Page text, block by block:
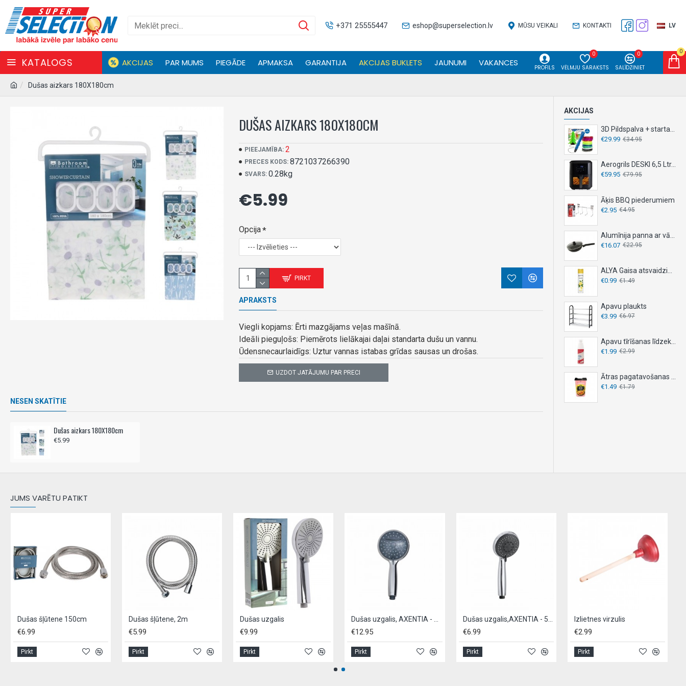
LV
+371 25555447 eshop@superselection.lv MŪSU VEIKALI KONTAKTI
KATALOGS AKCIJAS PAR MUMS PIEGĀDE APMAKSA GARANTIJA AKCIJAS BUKLETS JAUNUMI VAKANCES PROFILS VĒLMJU SARAKSTS
0
SALĪDZINIET
0 0
Dušas aizkars 180X180cm
DUŠAS AIZKARS 180X180CM
PIEEJAMĪBA: 2
PRECES KODS: 8721037266390
SVARS: 0.28kg
€5.99
Opcija
PIRKT
UZDOT JATĀJUMU PAR PRECI
APRAKSTS
Viegli kopjams: Ērti mazgājams veļas mašīnā.
Ideāli pieguļošs: Piemērots lielākajai daļai standarta dušu un vannu.
Ūdensnecaurlaidīgs: Uztur vannas istabas grīdas sausas un drošas.
NESEN SKATĪTIE
Dušas aizkars 180X180cm
€5.99
AKCIJAS
€29.99 €34.95
Aerogrils DESKI 6,5 Ltr. 1500 W
€59.95 €79.95
Āķis BBQ piederumiem
€2.95 €4.95
€16.07 €22.95
ALYA Gaisa atsvaidzinātājs 300ml - LEMON
€0.99 €1.49
Apavu plaukts
€3.99 €6.97
Apavu tīrīšanas līdzeklis 150ml
€1.99 €2.99
€1.49 €1.79
JUMS VARĒTU PATIKT
Dušas šļūtene 150cm
€6.99
Pirkt
Dušas šļūtene, 2m
€5.99
Pirkt
Dušas uzgalis
€9.99
Pirkt
Dušas uzgalis, AXENTIA - 2 režīmi
€12.95
Pirkt
Dušas uzgalis,AXENTIA - 5 režīmi
€6.99
Pirkt
Izlietnes virzulis
€2.99
Pirkt